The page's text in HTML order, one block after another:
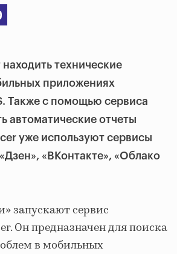
технические
приложениях
Также с помощью сервиса
автоматические отчеты
уже используют сервисы
«ВКонтакте», «Облако
запускают сервис
Он предназначен для поиска
в мобильных